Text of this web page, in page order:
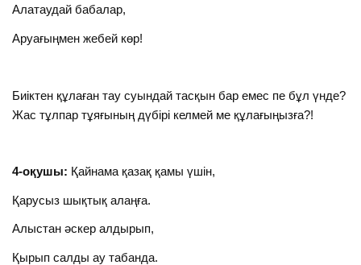
Алатаудай бабалар,
Аруағыңмен жебей көр!
Биіктен құлаған тау суындай тасқын бар емес пе бұл үнде?
Жас тұлпар тұяғының дүбірі келмей ме құлағыңызға?!
4-оқушы: Қайнама қазақ қамы үшін,
Қарусыз шықтық алаңға.
Алыстан әскер алдырып,
Қырып салды ау табанда.